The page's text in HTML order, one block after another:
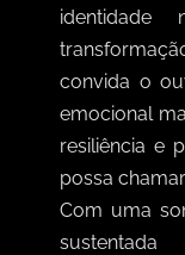
identidade
convida o
emocional
resiliência e
possa
Com uma